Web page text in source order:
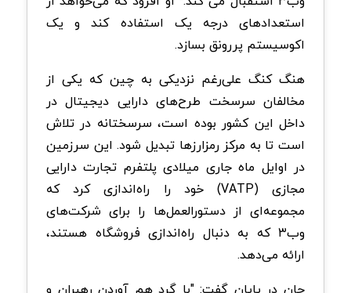
استعدادهای درجه یک استفاده کند و یک
اکوسیستم پررونق بسازد.
هنگ کنگ علی‌رغم نزدیکی به چین که یکی از
مخالفان سرسخت طرح‌های دارایی دیجیتال در
داخل این کشور بوده است، سرسختانه در تلاش
است تا به مرکز رمزارزها تبدیل شود. این سرزمین
در اوایل ماه جاری میلادی پلتفرم تجارت دارایی
مجازی (VATP) خود را راه‌اندازی کرد که
مجموعه‌ای از دستورالعمل‌ها را برای شرکت‌های
وب۳ که به دنبال راه‌اندازی فروشگاه هستند،
ارائه می‌دهد.